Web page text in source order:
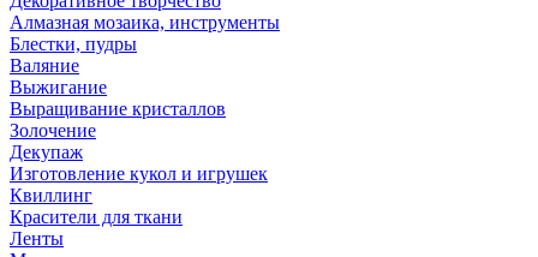
Алмазная мозаика, инструменты
Блестки, пудры
Валяние
Выжигание
Выращивание кристаллов
Золочение
Декупаж
Изготовление кукол и игрушек
Квиллинг
Красители для ткани
Ленты